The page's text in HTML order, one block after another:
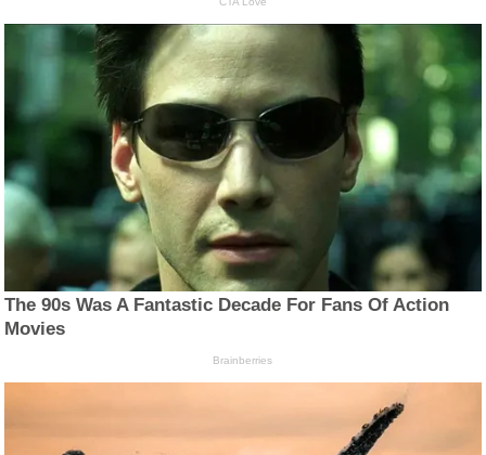
The 90s Was A Fantastic Decade For Fans Of Action
Movies
Brainberries